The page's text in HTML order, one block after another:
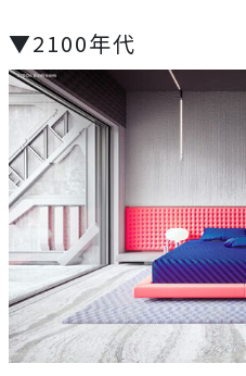
▼2100年代